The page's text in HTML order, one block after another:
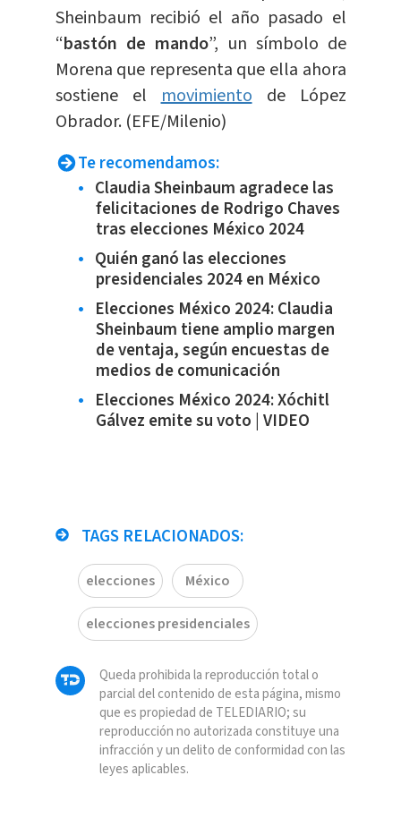
Sheinbaum recibió el año pasado el
“bastón de mando”, un símbolo de
Morena que representa que ella ahora
sostiene elmovimientode López
Obrador. (EFE/Milenio)
Te recomendamos:
Claudia Sheinbaum agradece las
felicitaciones de Rodrigo Chaves
tras elecciones México 2024
Quién ganó las elecciones
presidenciales 2024 en México
Elecciones México 2024: Claudia
Sheinbaum tiene amplio margen
de ventaja, según encuestas de
medios de comunicación
Elecciones México 2024: Xóchitl
Gálvez emite su voto | VIDEO
TAGS RELACIONADOS:
elecciones México
elecciones presidenciales
Queda prohibida la reproducción total o
parcial del contenido de esta página, mismo
que es propiedad de TELEDIARIO; su
reproducción no autorizada constituye una
infracción y un delito de conformidad con las
leyes aplicables.